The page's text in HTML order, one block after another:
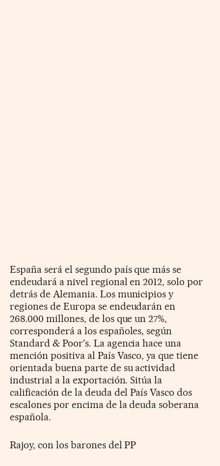
España será el segundo país que más se
endeudará a nivel regional en 2012, solo por
detrás de Alemania. Los municipios y
regiones de Europa se endeudarán en
268.000 millones, de los que un 27%,
corresponderá a los españoles, según
Standard & Poor's. La agencia hace una
mención positiva al País Vasco, ya que tiene
orientada buena parte de su actividad
industrial a la exportación. Sitúa la
calificación de la deuda del País Vasco dos
escalones por encima de la deuda soberana
española.
Rajoy, con los barones del PP